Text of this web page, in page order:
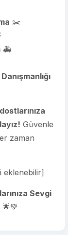
✂️
🚑
Güvenle
zaman
eklenebilir]
Sevgi
🌟💚